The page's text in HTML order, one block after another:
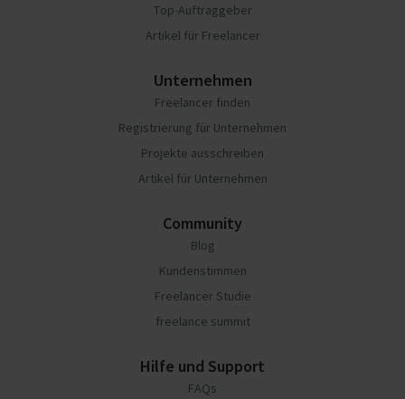
Top-Auftraggeber
Artikel für Freelancer
Unternehmen
Freelancer finden
Registrierung für Unternehmen
Projekte ausschreiben
Artikel für Unternehmen
Community
Blog
Kundenstimmen
Freelancer Studie
freelance summit
Hilfe und Support
FAQs